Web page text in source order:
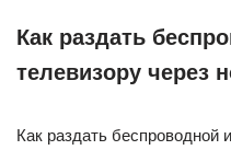
Как раздать
телевизору через
Как раздать беспроводной